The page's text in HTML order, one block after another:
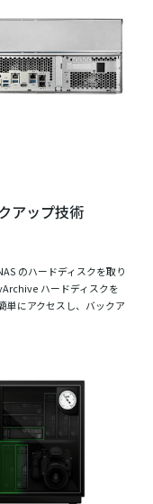
アップ技術
のハードディスクを取り
ハードディスクを
単にアクセスし、バックア